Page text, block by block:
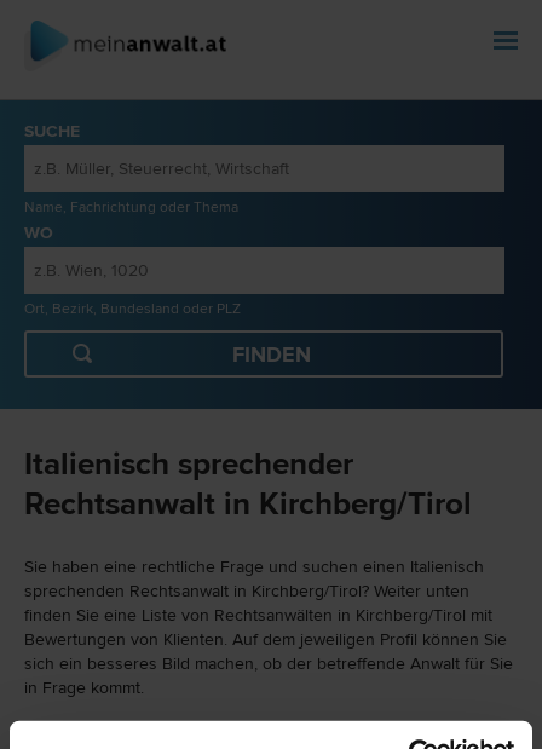
SUCHE
Name, Fachrichtung oder Thema
WO
Ort, Bezirk, Bundesland oder PLZ
Italienisch sprechender
Rechtsanwalt in Kirchberg/Tirol
Sie haben eine rechtliche Frage und suchen einen Italienisch
sprechenden Rechtsanwalt in Kirchberg/Tirol? Weiter unten
finden Sie eine Liste von Rechtsanwälten in Kirchberg/Tirol mit
Bewertungen von Klienten. Auf dem jeweiligen Profil können Sie
sich ein besseres Bild machen, ob der betreffende Anwalt für Sie
in Frage kommt.
Falls Sie einen Rechtsanwalt in Kirchberg/Tirol mit einer